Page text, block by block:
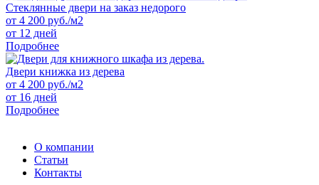
Стеклянные двери на заказ недорого
от 4 200 руб./м2
от 12 дней
Подробнее
Двери книжка из дерева
от 4 200 руб./м2
от 16 дней
Подробнее
О компании
Статьи
Контакты